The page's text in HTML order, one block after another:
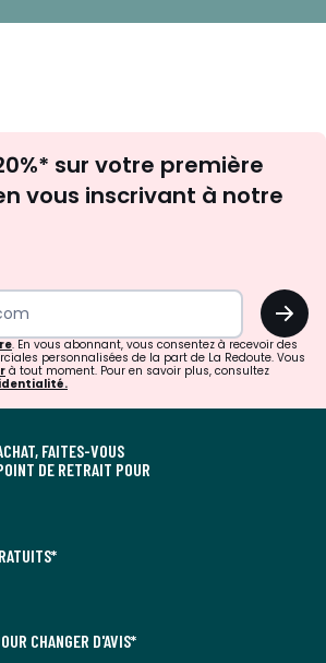
newsletter
sur votre première
vous inscrivant à notre
OK
. En vous abonnant, vous consentez à recevoir des
personnalisées de la part de La Redoute. Vous
à tout moment. Pour en savoir plus, consultez
FAITES-VOUS
DE RETRAIT POUR
CHANGER D'AVIS*